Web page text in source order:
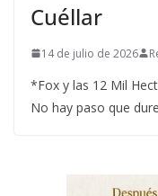
Cuéllar
14 de julio de 2026
*Fox y las 12 Mil
No hay paso que